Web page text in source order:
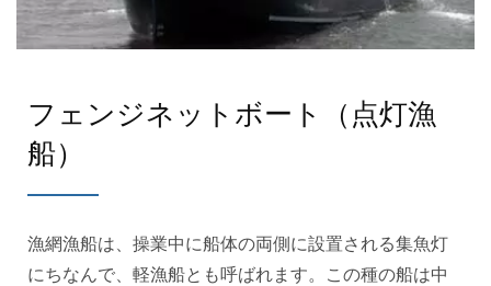
フェンジネットボート（点灯漁
船）
漁網漁船は、操業中に船体の両側に設置される集魚灯
にちなんで、軽漁船とも呼ばれます。この種の船は中